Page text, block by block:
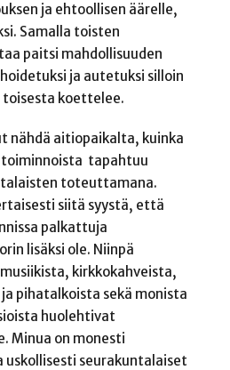
ja ehtoollisen äärelle,
Samalla toisten
paitsi mahdollisuuden
ja autetuksi silloin
toisesta koettelee.
nähdä aitiopaikalta, kuinka
toiminnoista tapahtuu
toteuttamana.
siitä syystä, että
palkattuja
lisäksi ole. Niinpä
kirkkokahveista,
pihatalkoista sekä monista
huolehtivat
Minua on monesti
uskollisesti seurakuntalaiset